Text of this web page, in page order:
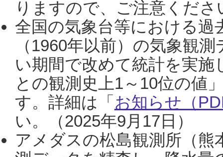
りますので、ご注意くだ
全国の気象台等における過
（1960年以前）の気象観
い期間で改めて統計を実
との観測史上1～10位の値
す。詳細は「 お知らせ（
い。（2025年9月17日）
アメダスの松島観測所（熊